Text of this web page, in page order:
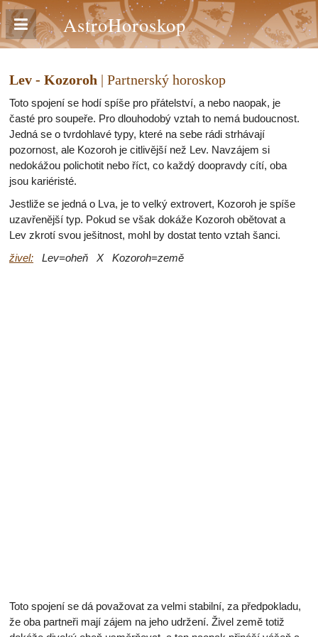
AstroHoroskop
Lev - Kozoroh | Partnerský horoskop
Toto spojení se hodí spíše pro přátelství, a nebo naopak, je
časté pro soupeře. Pro dlouhodobý vztah to nemá budoucnost.
Jedná se o tvrdohlavé typy, které na sebe rádi strhávají
pozornost, ale Kozoroh je citlivější než Lev. Navzájem si
nedokážou polichotit nebo říct, co každý doopravdy cítí, oba
jsou kariéristé.
Jestliže se jedná o Lva, je to velký extrovert, Kozoroh je spíše
uzavřenější typ. Pokud se však dokáže Kozoroh obětovat a
Lev zkrotí svou ješitnost, mohl by dostat tento vztah šanci.
živel: Lev=oheň X Kozoroh=země
Toto spojení se dá považovat za velmi stabilní, za předpokladu,
že oba partneři mají zájem na jeho udržení. Živel země totiž